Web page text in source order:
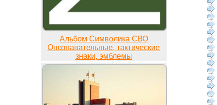
Альбом Символика СВО
Опознавательные, тактические
знаки, эмблемы